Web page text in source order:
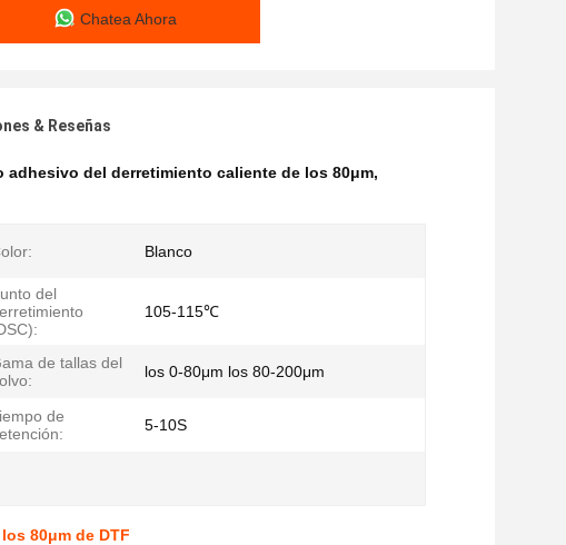
Chatea Ahora
& Reseñas
adhesivo del derretimiento caliente de los 80μm,
Blanco
del
105-115℃
de tallas del
los 0-80μm los 80-200μm
de
5-10S
80μm de DTF